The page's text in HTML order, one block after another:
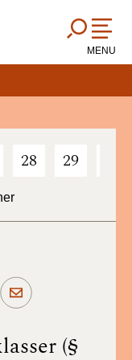
MENU
28 29
(§